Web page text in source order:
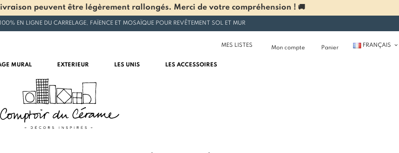
livraison peuvent être légèrement rallongés. Merci de votre compréhension ! 🚚
EN LIGNE DU CARRELAGE, FAÏENCE ET MOSAÏQUE POUR REVÊTEMENT SOL ET MUR
MES LISTES Mon compte Panier FRANÇAIS
MURAL EXTERIEUR LES UNIS LES ACCESSOIRES